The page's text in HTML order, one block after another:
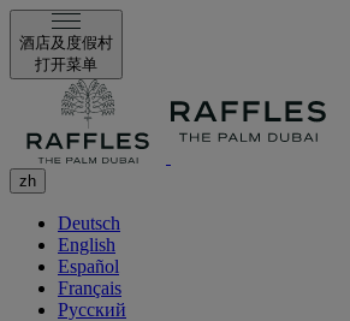
酒店及度假村
打开菜单
zh
Deutsch
English
Español
Français
Русский